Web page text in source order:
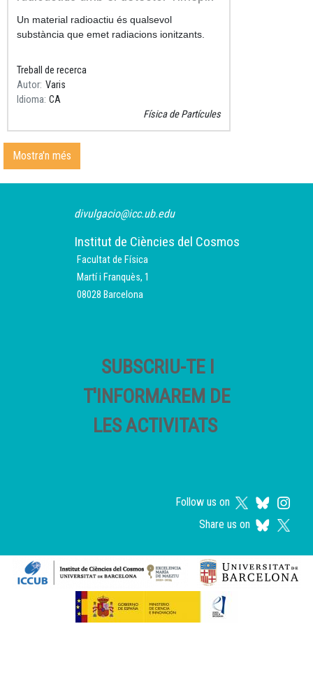
Resum
Un material radioactiu és qualsevol
substància que emet radiacions ionitzants.
Treball de recerca
Autor Varis
Idioma CA
Física de Partícules
Mostra'n més
divulgacio@icc.ub.edu
Institut de Ciències del Cosmos
Facultat de Física
Martí i Franquès, 1
08028 Barcelona
SUBSCRIU-TE I
T'INFORMAREM DE
LES ACTIVITATS
Follow us on
Share us on
Logos footer